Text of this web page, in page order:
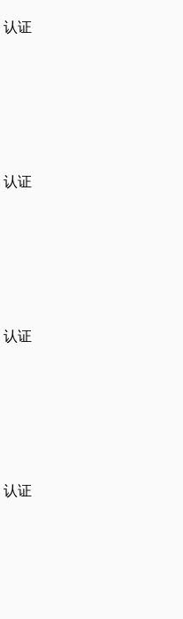
认证
认证
认证
认证